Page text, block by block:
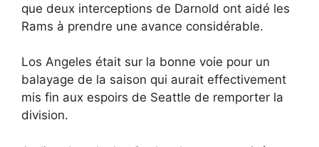
que deux interceptions de Darnold ont aidé les
Rams à prendre une avance considérable.
Los Angeles était sur la bonne voie pour un
balayage de la saison qui aurait effectivement
mis fin aux espoirs de Seattle de remporter la
division.